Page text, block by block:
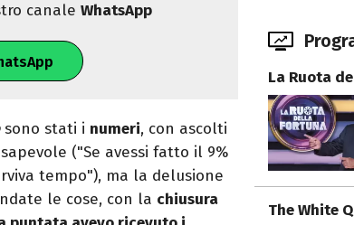
canaleWhatsApp
sono stati i numeri, con ascolti
("Se avessi fatto il 9%
tempo"), ma la delusione
le cose, con la chiusura
La Ruota
The White